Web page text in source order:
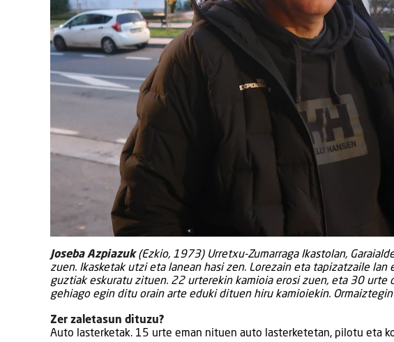
Joseba Azpiazuk(Ezkio, 1973) Urretxu-Zumarraga Ikastolan,
zuen. Ikasketak utzi eta lanean hasi zen. Lorezain eta tapizatzaile lan
guztiak eskuratu zituen. 22 urterekin kamioia erosi zuen, eta 30 urte
gehiago egin ditu orain arte eduki dituen hiru kamioiekin.
Zer zaletasun dituzu?
Auto lasterketak. 15 urte eman nituen auto lasterketetan, pilotu eta